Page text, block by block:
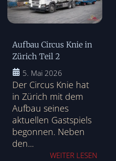
Aufbau Circus Knie in
Zürich Teil 2
5. Mai 2026
Der Circus Knie hat
in Zürich mit dem
Aufbau seines
aktuellen Gastspiels
begonnen. Neben
den...
WEITER LESEN